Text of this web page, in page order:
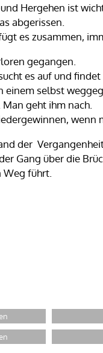
Hergehen ist
abgerissen.
es zusammen,
gegangen.
es auf und findet
einem selbst
Man geht ihm nach.
wenn
der
Gang über die
Weg führt.